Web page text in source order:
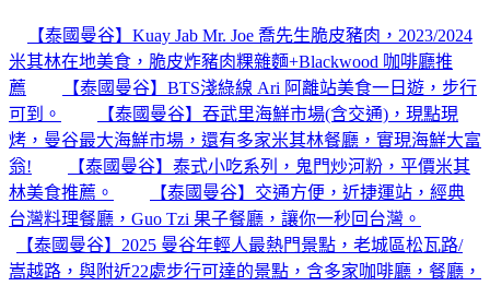
【泰國曼谷】Kuay Jab Mr. Joe 喬先生脆皮豬肉，2023/2024
米其林在地美食，脆皮炸豬肉粿雜麵+Blackwood 咖啡廳推
薦
【泰國曼谷】BTS淺綠線 Ari 阿離站美食一日遊，步行
可到。
【泰國曼谷】吞武里海鮮市場(含交通)，現點現
烤，曼谷最大海鮮市場，還有多家米其林餐廳，實現海鮮大富
翁!
【泰國曼谷】泰式小吃系列，鬼門炒河粉，平價米其
林美食推薦。
【泰國曼谷】交通方便，近捷運站，經典
台灣料理餐廳，Guo Tzi 果子餐廳，讓你一秒回台灣。
【泰國曼谷】2025 曼谷年輕人最熱門景點，老城區松瓦路/
嵩越路，與附近22處步行可達的景點，含多家咖啡廳，餐廳，